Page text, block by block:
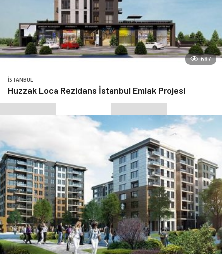
687
İSTANBUL
Huzzak Loca Rezidans İstanbul Emlak Projesi